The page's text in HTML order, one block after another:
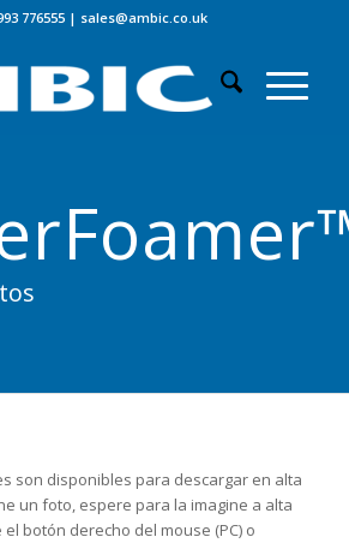
776555| sales@ambic.co.uk
son disponibles para descargar en alta
un foto, espere para la imagine a alta
botón derecho del mouse (PC) o